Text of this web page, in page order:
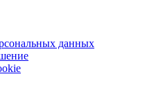
данных